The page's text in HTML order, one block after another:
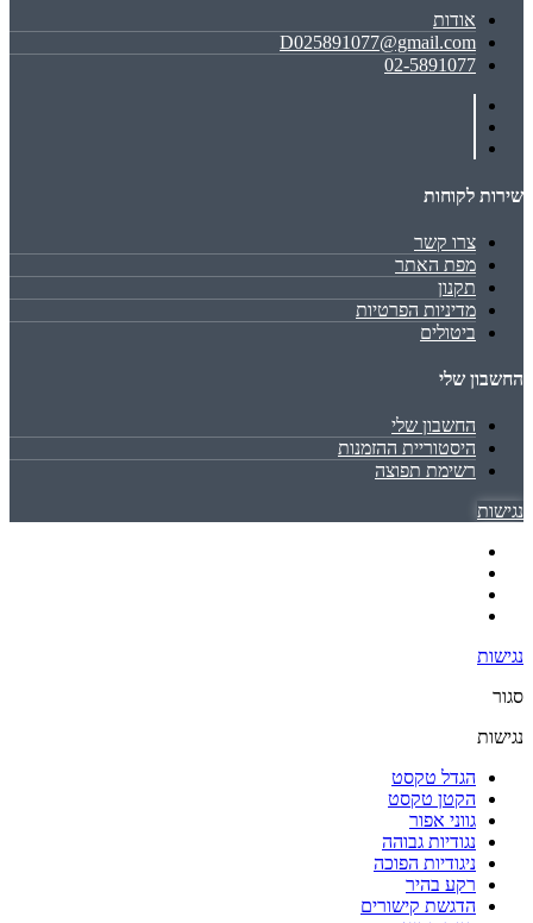
אודות
D025891077@gmail.com
02-5891077
שירות לקוחות
צרו קשר
מפת האתר
תקנון
מדיניות הפרטיות
ביטולים
החשבון שלי
החשבון שלי
היסטוריית ההזמנות
רשימת תפוצה
נגישות
נגישות
סגור
נגישות
הגדל טקסט
הקטן טקסט
גווני אפור
נגודיות גבוהה
ניגודיות הפוכה
רקע בהיר
הדגשת קישורים